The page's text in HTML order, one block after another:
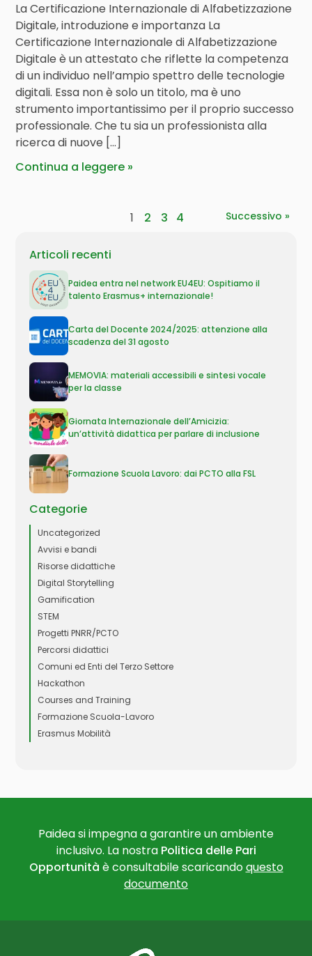
La Certificazione Internazionale di Alfabetizzazione
Digitale, introduzione e importanza La
Certificazione Internazionale di Alfabetizzazione
Digitale è un attestato che riflette la competenza
di un individuo nell’ampio spettro delle tecnologie
digitali. Essa non è solo un titolo, ma è uno
strumento importantissimo per il proprio successo
professionale. Che tu sia un professionista alla
ricerca di nuove […]
Continua a leggere
1 2 3 4 Successivo »
Articoli recenti
Paidea entra nel network EU4EU: Ospitiamo il
talento Erasmus+ internazionale!
Carta del Docente 2024/2025: attenzione alla
scadenza del 31 agosto
MEMOVIA: materiali accessibili e sintesi vocale
per la classe
Giornata Internazionale dell’Amicizia:
un’attività didattica per parlare di inclusione
Formazione Scuola Lavoro: dai PCTO alla FSL
Categorie
Uncategorized
Avvisi e bandi
Risorse didattiche
Digital Storytelling
Gamification
STEM
Progetti PNRR/PCTO
Percorsi didattici
Comuni ed Enti del Terzo Settore
Hackathon
Courses and Training
Formazione Scuola-Lavoro
Erasmus Mobilità
Paidea si impegna a garantire un ambiente
inclusivo. La nostra Politica delle Pari
Opportunità è consultabile scaricandoquesto
documento